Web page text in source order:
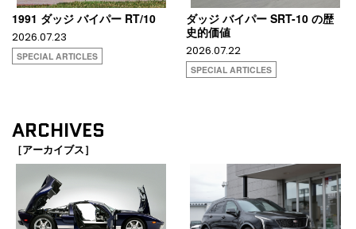
1991 ダッジ バイパー RT/10
2026.07.23
SPECIAL ARTICLES
ダッジ バイパー SRT-10 の歴
史的価値
2026.07.22
SPECIAL ARTICLES
ARCHIVES
［アーカイブス］